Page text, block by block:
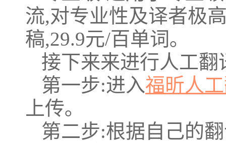
流,对专业性及译者极
稿,29.9元/百单词｡
接下来来进行人工翻
第一步:进入福昕人
上传｡
第二步:根据自己的